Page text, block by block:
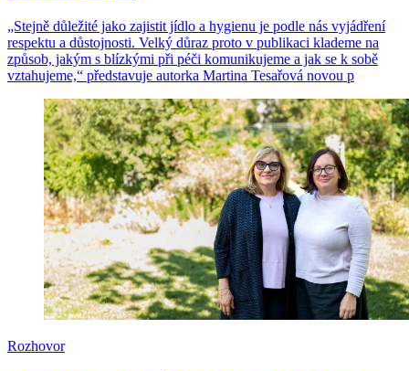
„Stejně důležité jako zajistit jídlo a hygienu je podle nás vyjádření
respektu a důstojnosti. Velký důraz proto v publikaci klademe na
způsob, jakým s blízkými při péči komunikujeme a jak se k sobě
vztahujeme,“ představuje autorka Martina Tesařová novou p
Rozhovor